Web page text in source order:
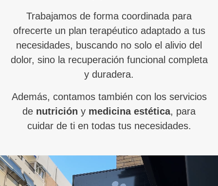
Trabajamos de forma coordinada para
ofrecerte un plan terapéutico adaptado a tus
necesidades, buscando no solo el alivio del
dolor, sino la recuperación funcional completa
y duradera.
Además, contamos también con los servicios
de nutrición y medicina estética, para
cuidar de ti en todas tus necesidades.